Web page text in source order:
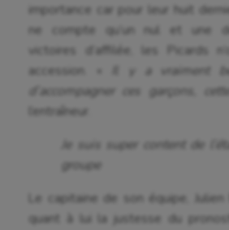
importance car pour leur huit
ne compte qu’un nul et une
victoires d’affilée, les Picards
accession. «
Il y a vraiment
d’accompagner ces garçons,
l’entraîneur.
Je suis super content de
groupe
Le capitaine de son équipe,
quant à lui la justesse du